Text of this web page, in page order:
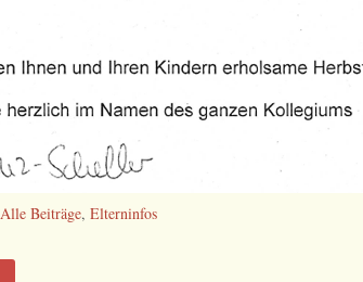
Alle Beiträge, Elterninfos